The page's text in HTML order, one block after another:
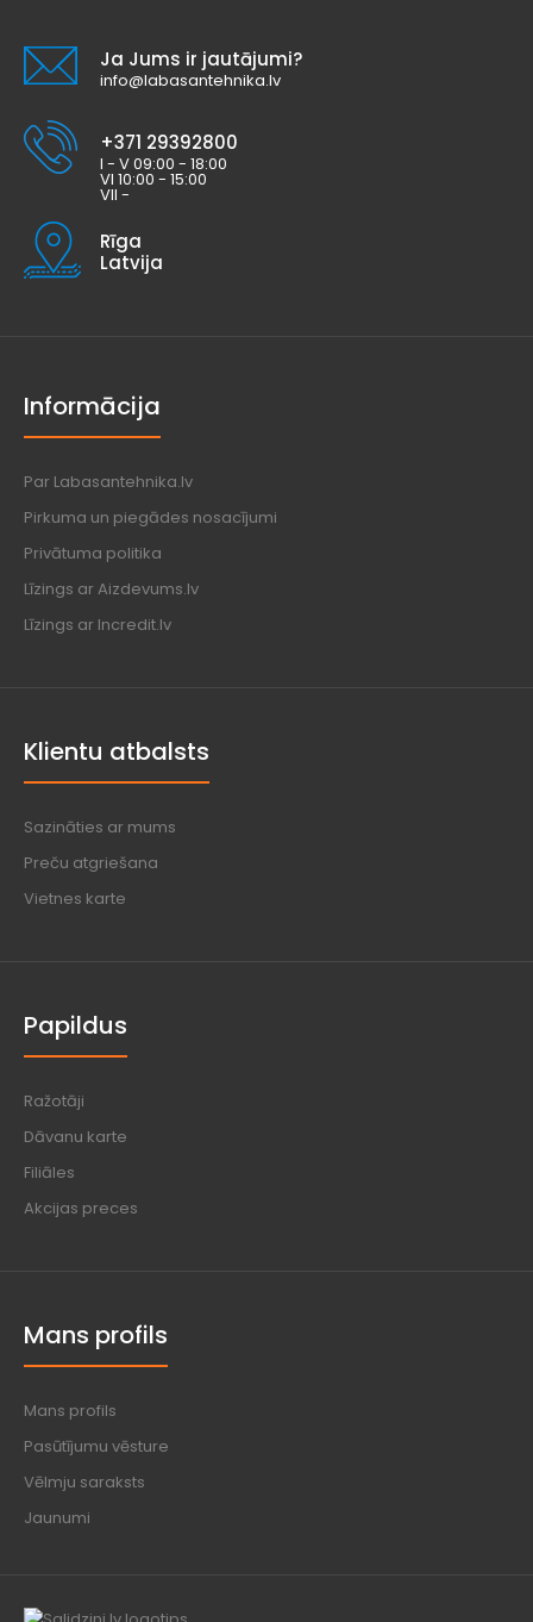
Ja Jums ir jautājumi?
info@labasantehnika.lv
+371 29392800
I - V 09:00 - 18:00
VI 10:00 - 15:00
VII -
Rīga
Latvija
Informācija
Par Labasantehnika.lv
Pirkuma un piegādes nosacījumi
Privātuma politika
Līzings ar Aizdevums.lv
Līzings ar Incredit.lv
Klientu atbalsts
Sazināties ar mums
Preču atgriešana
Vietnes karte
Papildus
Ražotāji
Dāvanu karte
Filiāles
Akcijas preces
Mans profils
Mans profils
Pasūtījumu vēsture
Vēlmju saraksts
Jaunumi